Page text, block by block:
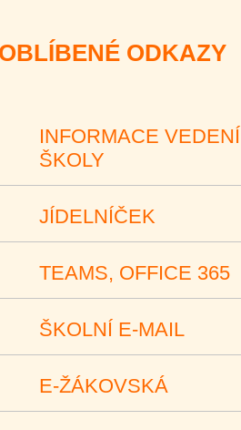
OBLÍBENÉ ODKAZY
INFORMACE VEDENÍ
ŠKOLY
JÍDELNÍČEK
TEAMS, OFFICE 365
ŠKOLNÍ E-MAIL
E-ŽÁKOVSKÁ